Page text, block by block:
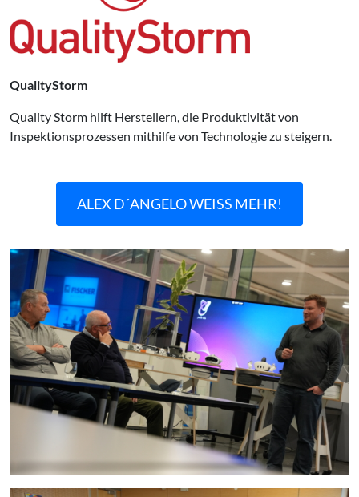
QualityStorm
Quality Storm hilft Herstellern, die Produktivität von
Inspektionsprozessen mithilfe von Technologie zu steigern.
ALEX D´ANGELO WEISS MEHR!